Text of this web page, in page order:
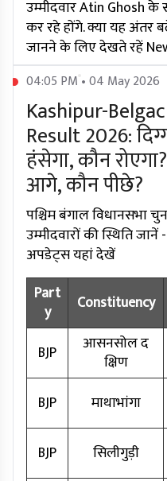
उम्मीदवार Atin Ghosh के
कर रहे होंगे. क्या यह अंतर
जानने के लिए देखते रहें
04:05 PM • 04 May 2026
Kashipur-
Result 2026:
हंसेगा, कौन
आगे, कौन पीछे?
पश्चिम बंगाल विधानसभा
उम्मीदवारों की स्थिति
अपडेट्स यहां देखें
Part
y
Constituency
BJP
आसनसोल द
क्षिण
BJP माथाभांगा
BJP
सिलीगुड़ी